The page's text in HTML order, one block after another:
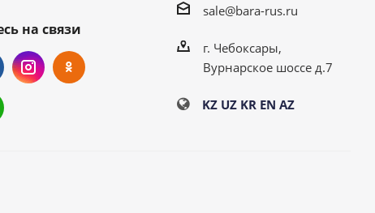
на связи
sale@bara-rus.ru
г. Чебоксары,
Вурнарское шоссе д.7
KZ UZ KR EN AZ